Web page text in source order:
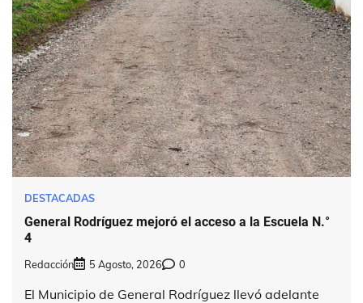
DESTACADAS
General Rodríguez mejoró el acceso a la Escuela N.°
4
Redacción 5 Agosto, 2026 0
El Municipio de General Rodríguez llevó adelante